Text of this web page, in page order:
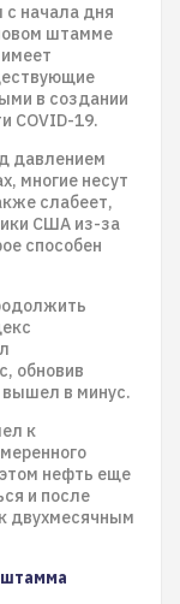
начала дня
штамме
в создании
COVID-19.
давлением
многие несут
слабеет,
США из-за
способен
обновив
в минус.
к
нефть еще
и после
двухмесячным